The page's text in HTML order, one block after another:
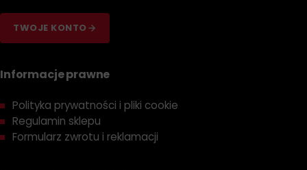
TWOJE KONTO
Informacje prawne
Polityka prywatności i pliki cookie
Regulamin sklepu
Formularz zwrotu i reklamacji